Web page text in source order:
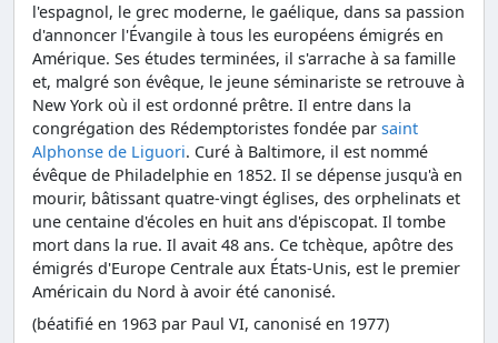
l'espagnol, le grec moderne, le gaélique, dans sa passion
d'annoncer l'Évangile à tous les européens émigrés en
Amérique. Ses études terminées, il s'arrache à sa famille
et, malgré son évêque, le jeune séminariste se retrouve à
New York où il est ordonné prêtre. Il entre dans la
congrégation des Rédemptoristes fondée par saint
Alphonse de Liguori. Curé à Baltimore, il est nommé
évêque de Philadelphie en 1852. Il se dépense jusqu'à en
mourir, bâtissant quatre-vingt églises, des orphelinats et
une centaine d'écoles en huit ans d'épiscopat. Il tombe
mort dans la rue. Il avait 48 ans. Ce tchèque, apôtre des
émigrés d'Europe Centrale aux États-Unis, est le premier
Américain du Nord à avoir été canonisé.
(béatifié en 1963 par Paul VI, canonisé en 1977)